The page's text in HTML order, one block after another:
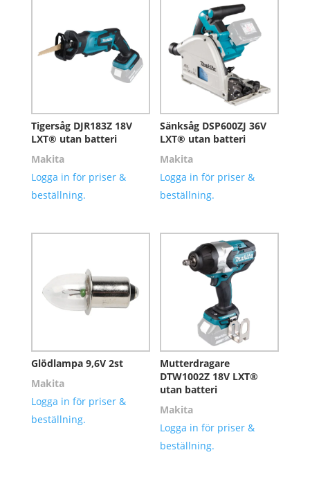
Tigersåg DJR183Z 18V
LXT® utan batteri
Makita
Logga in för priser &
beställning.
Sänksåg DSP600ZJ 36V
LXT® utan batteri
Makita
Logga in för priser &
beställning.
Glödlampa 9,6V 2st
Makita
Logga in för priser &
beställning.
Mutterdragare
DTW1002Z 18V LXT®
utan batteri
Makita
Logga in för priser &
beställning.